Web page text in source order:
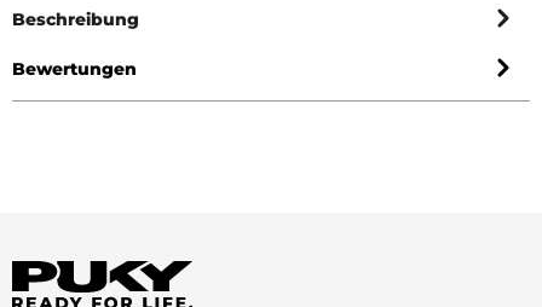
Beschreibung
Bewertungen